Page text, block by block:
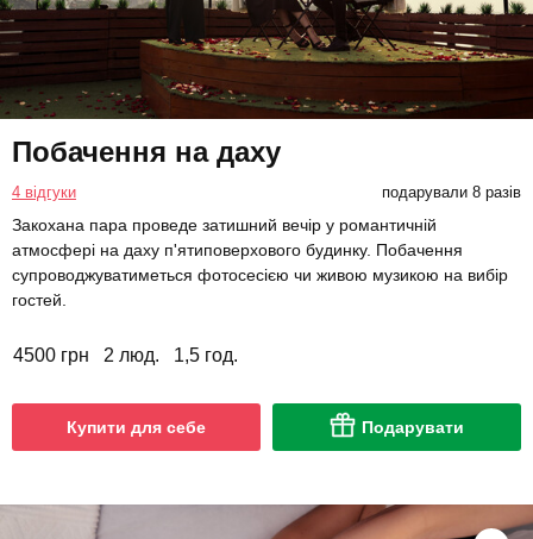
Побачення на даху
4 відгуки подарували 8 разів
Закохана пара проведе затишний вечір у романтичній
атмосфері на даху п'ятиповерхового будинку. Побачення
супроводжуватиметься фотосесією чи живою музикою на вибір
гостей.
4500 грн 2 люд. 1,5 год.
Купити для себе Подарувати